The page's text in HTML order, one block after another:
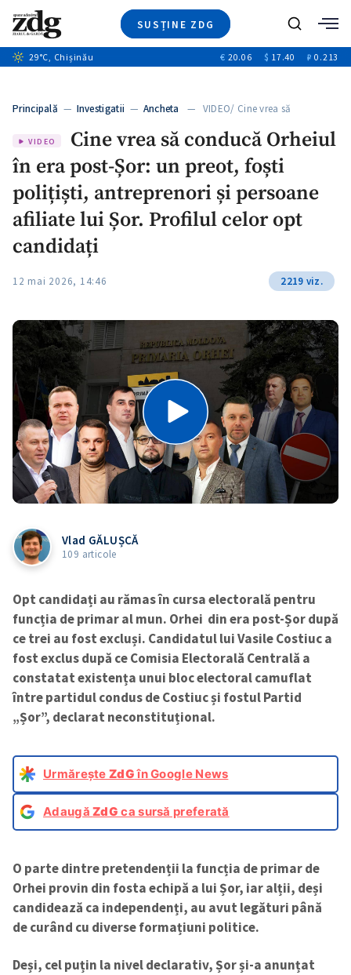
SUSȚINE ZDG
Ştiri
+6
Special
Blog
Caută
29°C, Chișinău € 20.06 $ 17.40 ₽ 0.213
Principală — Investigatii — Ancheta
— VIDEO/ Cine vrea să
VIDEO
Cine vrea să conducă Orheiul
în era post-Șor: un preot, foști
polițiști, antreprenori și persoane
afiliate lui Șor. Profilul celor opt
candidați
12 mai 2026, 14:46 2219 viz.
Vlad GĂLUȘCĂ
109 articole
Opt candidați au rămas în cursa electorală pentru
funcția de primar al mun. Orhei din era post-Șor după
ce trei au fost excluși. Candidatul lui Vasile Costiuc a
fost exclus după ce Comisia Electorală Centrală a
constatatexistența unui bloc electoral camuflat
între partidul condus de Costiuc și fostul Partid
„Șor”, declarat neconstituțional.
Urmărește ZdGîn Google News
AdaugăZdG ca sursă preferată
O parte dintre pretendenții la funcția de primar de
Orhei provin din fosta echipă a lui Șor, iar alții, deși
candidează ca independenți, au avut legături până
de curând cu diverse formațiuni politice.
Deși, cel puțin la nivel declarativ, Șor și-a anunțat